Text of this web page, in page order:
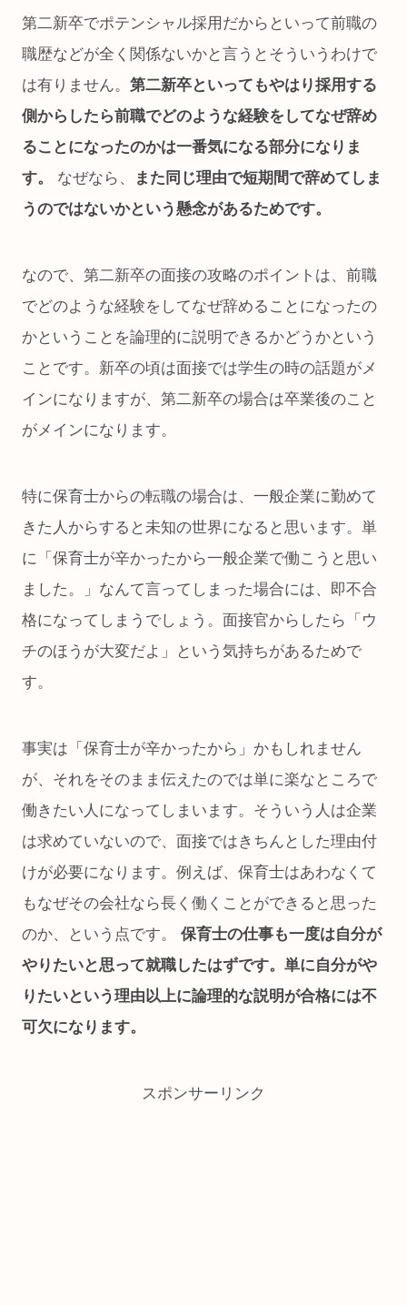
第二新卒でポテンシャル採用だからといって前職の
職歴などが全く関係ないかと言うとそういうわけで
は有りません。 第二新卒といってもやはり採用する
側からしたら前職でどのような経験をしてなぜ辞め
ることになったのかは一番気になる部分になりま
す。
なぜなら、
また同じ理由で短期間で辞めてしま
うのではないかという懸念があるためです。
なので、第二新卒の面接の攻略のポイントは、前職
でどのような経験をしてなぜ辞めることになったの
かということを論理的に説明できるかどうかという
ことです。新卒の頃は面接では学生の時の話題がメ
インになりますが、第二新卒の場合は卒業後のこと
がメインになります。
特に保育士からの転職の場合は、一般企業に勤めて
きた人からすると未知の世界になると思います。単
に「保育士が辛かったから一般企業で働こうと思い
ました。」なんて言ってしまった場合には、即不合
格になってしまうでしょう。面接官からしたら「ウ
チのほうが大変だよ」という気持ちがあるためで
す。
事実は「保育士が辛かったから」かもしれません
が、それをそのまま伝えたのでは単に楽なところで
働きたい人になってしまいます。そういう人は企業
は求めていないので、面接ではきちんとした理由付
けが必要になります。例えば、保育士はあわなくて
もなぜその会社なら長く働くことができると思った
のか、という点です。 保育士の仕事も一度は自分が
やりたいと思って就職したはずです。単に自分がや
りたいという理由以上に論理的な説明が合格には不
可欠になります。
スポンサーリンク